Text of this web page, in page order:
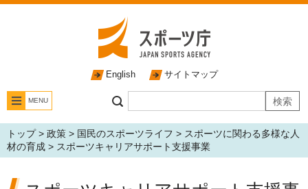
English サイトマップ
MENU
トップ> 政策 > 国民のスポーツライフ > スポーツに関わる多様な人
材の育成 > スポーツキャリアサポート支援事業